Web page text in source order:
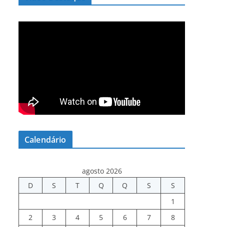
Calendário
agosto 2026
D
S T Q Q S
S
1
2
3 4 5 6 7
8